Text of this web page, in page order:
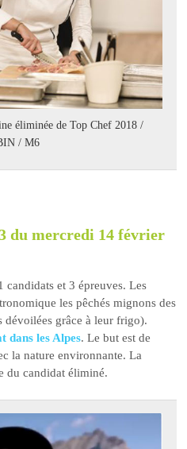
éliminée de Top Chef 2018 /
/ M6
du mercredi 14 février
et 3 épreuves. Les
les pêchés mignons des
dévoilées grâce à leur frigo).
dans les Alpes. Le but est de
la nature environnante. La
du candidat éliminé.